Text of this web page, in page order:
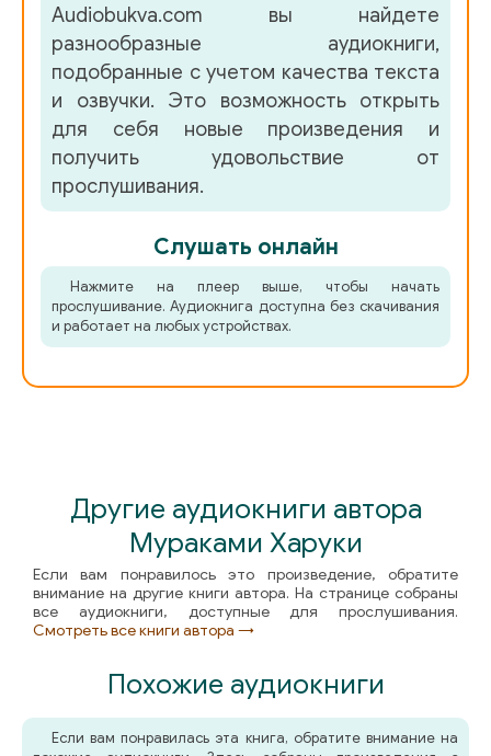
Audiobukva.com вы найдете
разнообразные аудиокниги,
подобранные с учетом качества текста
и озвучки. Это возможность открыть
для себя новые произведения и
получить удовольствие от
прослушивания.
Слушать онлайн
Нажмите на плеер выше, чтобы начать
прослушивание. Аудиокнига доступна без скачивания
и работает на любых устройствах.
Другие аудиокниги автора
Мураками Харуки
Если вам понравилось это произведение, обратите
внимание на другие книги автора. На странице собраны
все аудиокниги, доступные для прослушивания.
Смотреть все книги автора →
Похожие аудиокниги
Если вам понравилась эта книга, обратите внимание на